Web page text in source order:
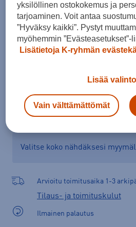
Kokotaulukko
Lisää
Tarkista saatavuus ja tilaa
Verkkokauppa: Saatavilla
Valitse koko nähdäksesi
Arvioitu toimitusaika 1-3
Tilaus- ja toimituskulut
Ilmainen palautus
yksilöllinen ostokokemus ja
tarjoaminen. Voit antaa
”Hyväksy kaikki”. Pystyt
myöhemmin ”Evästeasetukset”-
Lisätietoja K-ryhmän
Lisää
Vain välttämättömät